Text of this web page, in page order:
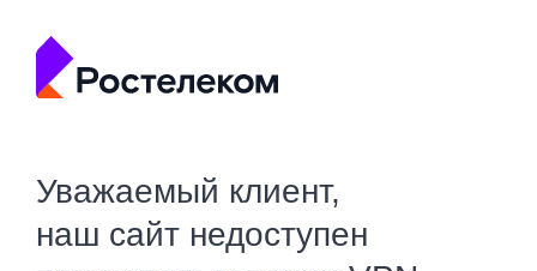
Уважаемый клиент,
наш сайт недоступен